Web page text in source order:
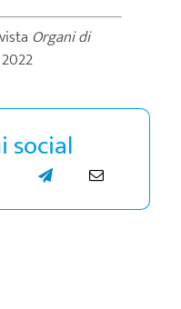
Organi di
social